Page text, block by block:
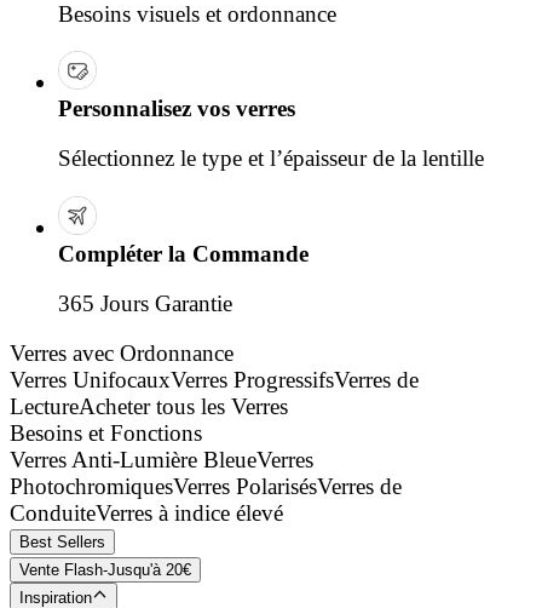
Besoins visuels et ordonnance
Personnalisez vos verres
Sélectionnez le type et l’épaisseur de la lentille
Compléter la Commande
365 Jours Garantie
Verres avec Ordonnance
Verres UnifocauxVerres ProgressifsVerres de
LectureAcheter tous les Verres
Besoins et Fonctions
Verres Anti-Lumière BleueVerres
PhotochromiquesVerres PolarisésVerres de
ConduiteVerres à indice élevé
Best Sellers
Vente Flash-Jusqu'à 20€
Inspiration